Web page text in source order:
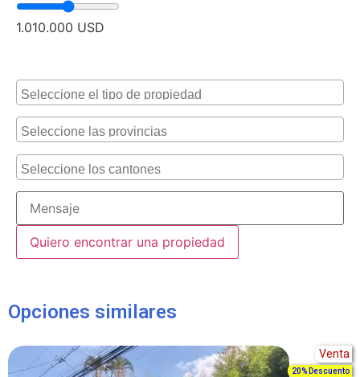
1.010.000 USD
Opciones similares
Venta
20% Descuento